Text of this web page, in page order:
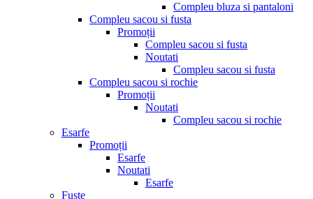
Compleu bluza si pantaloni
Compleu sacou si fusta
Promoții
Compleu sacou si fusta
Noutati
Compleu sacou si fusta
Compleu sacou si rochie
Promoții
Noutati
Compleu sacou si rochie
Esarfe
Promoții
Esarfe
Noutati
Esarfe
Fuste